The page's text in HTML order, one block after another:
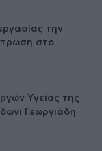
την
στο
Υγείας της
Γεωργιάδη